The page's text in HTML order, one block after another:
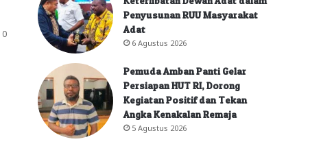
0
Penyusunan RUU Masyarakat
Adat
6 Agustus 2026
Pemuda Amban Panti Gelar
Persiapan HUT RI, Dorong
Kegiatan Positif dan Tekan
Angka Kenakalan Remaja
5 Agustus 2026